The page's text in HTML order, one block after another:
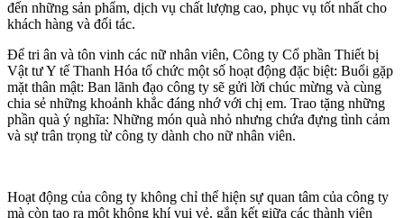
đến những sản phẩm, dịch vụ chất lượng cao, phục vụ tốt nhất cho
khách hàng và đối tác.
Để tri ân và tôn vinh các nữ nhân viên, Công ty Cổ phần Thiết bị
Vật tư Y tế Thanh Hóa tổ chức một số hoạt động đặc biệt: Buổi gặp
mặt thân mật: Ban lãnh đạo công ty sẽ gửi lời chúc mừng và cùng
chia sẻ những khoảnh khắc đáng nhớ với chị em. Trao tặng những
phần quà ý nghĩa: Những món quà nhỏ nhưng chứa đựng tình cảm
và sự trân trọng từ công ty dành cho nữ nhân viên.
Hoạt động của công ty không chỉ thể hiện sự quan tâm của công ty
mà còn tạo ra một không khí vui vẻ, gắn kết giữa các thành viên